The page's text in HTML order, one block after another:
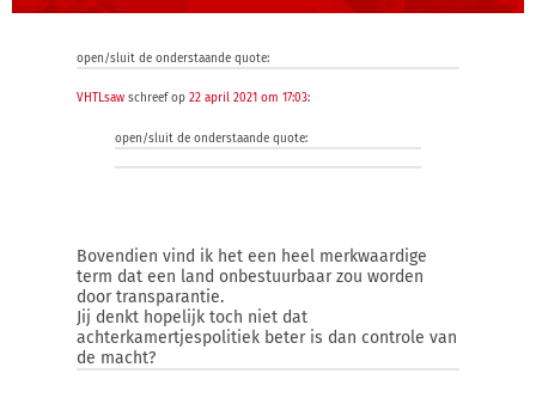
open/sluit de onderstaande quote:
VHTLsaw schreef op 22 april 2021 om 17:03:
open/sluit de onderstaande quote:
Bovendien vind ik het een heel merkwaardige
term dat een land onbestuurbaar zou worden
door transparantie.
Jij denkt hopelijk toch niet dat
achterkamertjespolitiek beter is dan controle van
de macht?